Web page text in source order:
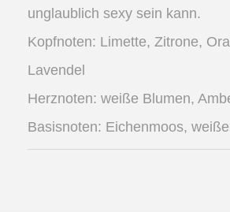
unglaublich sexy sein kann.
Kopfnoten: Limette, Zitrone,
Lavendel
Herznoten: weiße Blumen,
Basisnoten: Eichenmoos,